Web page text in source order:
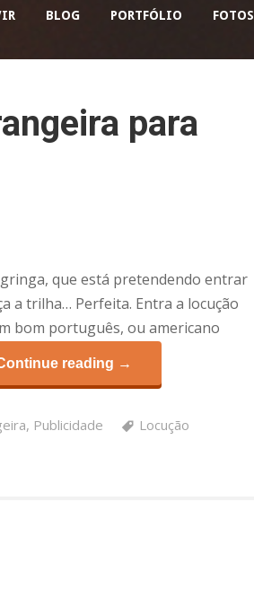
BLOG PORTFÓLIO FOTOS
para
que está pretendendo entrar
a trilha… Perfeita. Entra a locução
bom português, ou americano
reading →
, Publicidade
Locução